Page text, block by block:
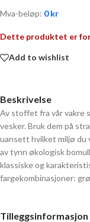
Mva-beløp: 0kr
Dette produktet er
Add to wishlist
Beskrivelse
Av stoffet fra vår vakre
vesker. Bruk dem på
uansett hvilket miljø du
av tynn økologisk
klassiske og
fargekombinasjoner:
Tilleggsinformasjon